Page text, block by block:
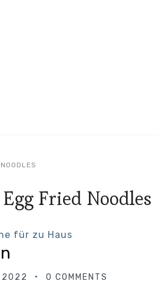
Egg Fried Noodles
für zu Haus
2022 0 COMMENTS